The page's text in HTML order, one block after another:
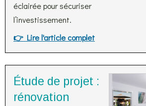
éclairée pour sécuriser
l’investissement.
👉 Lire l'article complet
Étude de projet :
rénovation